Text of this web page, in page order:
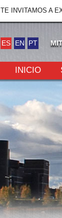
INICIO
ES EN PT
TE INVITAMOS A